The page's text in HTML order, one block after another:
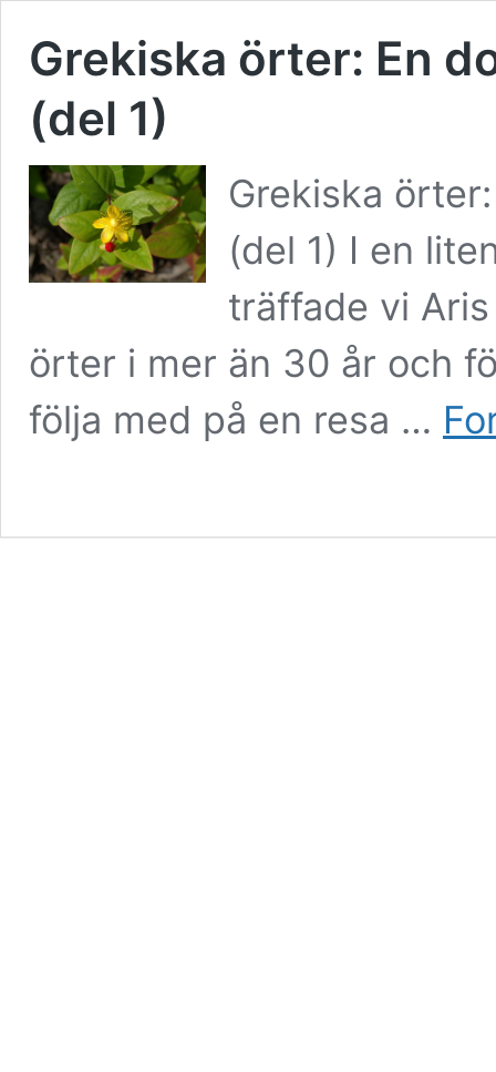
Grekiska örter: En
(del 1)
Grekiska
(del 1) I en
träffade vi
örter i mer än 30 år och
följa med på en resa …